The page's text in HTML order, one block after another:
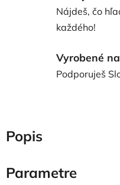
Nájdeš, čo
každého!
Vyrobené
Podporuješ
Popis
Parametre